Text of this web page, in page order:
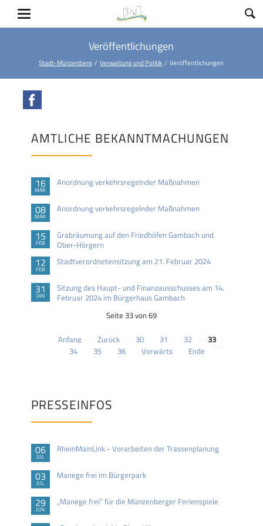
Veröffentlichungen
Stadt-Münzenberg Verwaltung und Politik Veröffentlichungen
AMTLICHE BEKANNTMACHUNGEN
16
MÄR
Anordnung verkehrsregelnder Maßnahmen
08
MÄR
Anordnung verkehrsregelnder Maßnahmen
15
FEB
Grabräumung auf den Friedhöfen Gambach und
Ober-Hörgern
12
FEB
Stadtverordnetensitzung am 21. Februar 2024
31
JAN
Sitzung des Haupt- und Finanzausschusses am 14.
Februar 2024 im Bürgerhaus Gambach
Seite 33 von 69
Anfang Zurück 30 31 32
33
34
35 36 Vorwärts Ende
PRESSEINFOS
06
JUL
RheinMainLink - Vorarbeiten der Trassenplanung
03
JUL
Manege frei im Bürgerpark
29
JUN
„Manege frei“ für die Münzenberger Ferienspiele